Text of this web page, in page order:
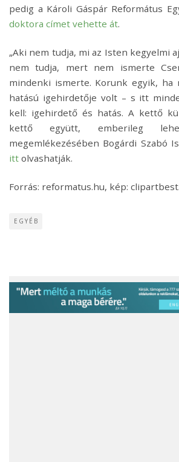
pedig a Károli Gáspár Református
doktora címet vehette át.
„Aki nem tudja, mi az Isten kegyelmi
nem tudja, mert nem ismerte
mindenki ismerte. Korunk egyik, ha
hatású igehirdetője volt – s itt
kell: igehirdető és hatás. A kettő
kettő együtt, emberileg
megemlékezésében Bogárdi Szabó
itt olvashatják.
Forrás: reformatus.hu, kép:
EGYÉB